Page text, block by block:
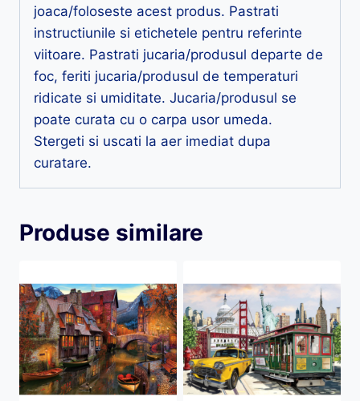
joaca/foloseste acest produs. Pastrati
instructiunile si etichetele pentru referinte
viitoare. Pastrati jucaria/produsul departe de
foc, feriti jucaria/produsul de temperaturi
ridicate si umiditate. Jucaria/produsul se
poate curata cu o carpa usor umeda.
Stergeti si uscati la aer imediat dupa
curatare.
Produse similare